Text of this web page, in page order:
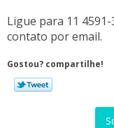
Ligue para 11
contato por email.
Gostou? compartilhe!